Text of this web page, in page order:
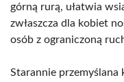
górną rurą, ułatwia
zwłaszcza dla kobiet
osób z ograniczoną
Starannie